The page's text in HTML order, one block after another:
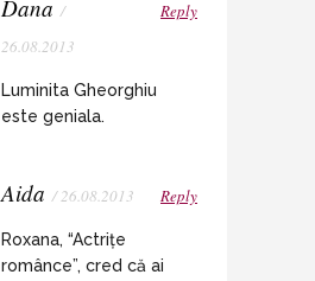
Dana /
26.08.2013
Reply
Luminita Gheorghiu
este geniala.
Aida / 26.08.2013 Reply
Roxana, “Actrițe
românce”, cred că ai